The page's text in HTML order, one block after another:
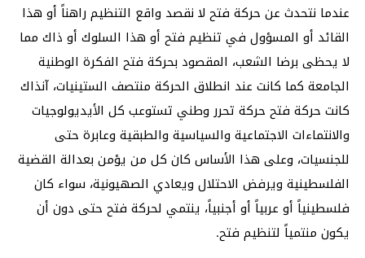
عندما نتحدث عن حركة فتح لا نقصد واقع التنظيم راهناً أو هذا
القائد أو المسؤول في تنظيم فتح أو هذا السلوك أو ذاك مما
لا يحظى برضا الشعب، المقصود بحركة فتح الفكرة الوطنية
الجامعة كما كانت عند انطلاق الحركة منتصف الستينيات، آنذاك
كانت حركة فتح حركة تحرر وطني تستوعب كل الأيديولوجيات
والانتماءات الاجتماعية والسياسية والطبقية وعابرة حتى
للجنسيات، وعلى هذا الأساس كان كل من يؤمن بعدالة القضية
الفلسطينية ويرفض الاحتلال ويعادي الصهيونية، سواء كان
فلسطينياً أو عربياً أو أجنبياً، ينتمي لحركة فتح حتى دون أن
يكون منتمياً لتنظيم فتح.